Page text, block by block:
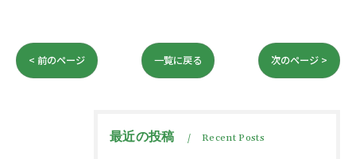
< 前のページ 一覧に戻る 次のページ >
最近の投稿 Recent Posts